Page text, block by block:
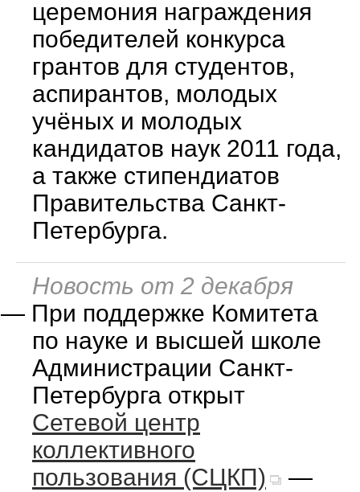
церемония награждения
победителей конкурса
грантов для студентов,
аспирантов, молодых
учёных и молодых
кандидатов наук 2011 года,
а также стипендиатов
Правительства Санкт-
Петербурга.
Новость от 2 декабря
— При поддержке Комитета
по науке и высшей школе
Администрации Санкт-
Петербурга открыт
Сетевой центр
коллективного
пользования (СЦКП)
—